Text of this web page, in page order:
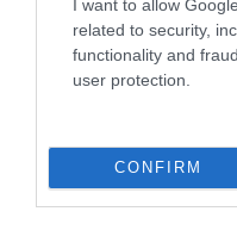
I want to allow
related to security,
functionality and
user protection.
CONFIRM
INGATLAN
rohamra
Július utolsó hetében 2